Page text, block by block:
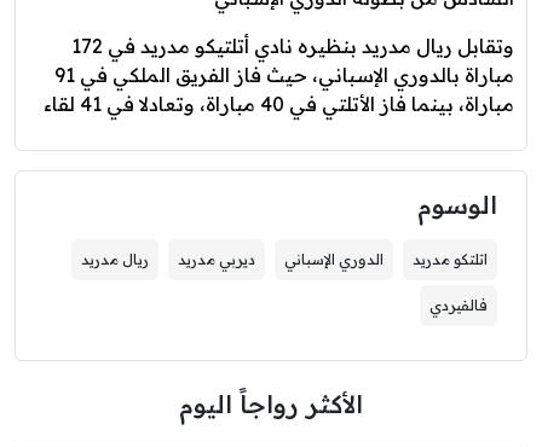
وتقابل ريال مدريد بنظيره نادي أتلتيكو مدريد في 172
مباراة بالدوري الإسباني، حيث فاز الفريق الملكي في 91
مباراة، بينما فاز الأتلتي في 40 مباراة، وتعادلا في 41 لقاء
الوسوم
اتلتكو مدريد الدوري الإسباني ديربي مدريد ريال مدريد
فالفيردي
الأكثر رواجاً اليوم